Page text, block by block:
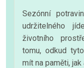
Sezónní
udržitelného
životního
tomu, odkud
mít na paměti,